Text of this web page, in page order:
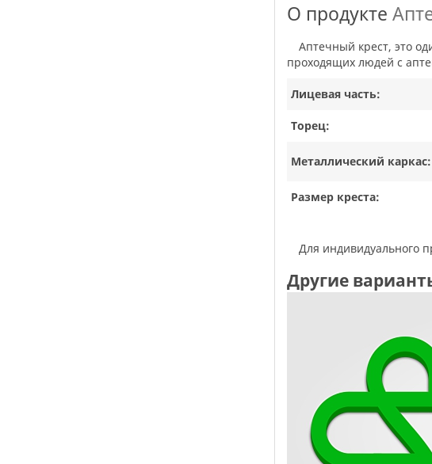
О продукте
Аптечный крест, это один из стандартных изделий что применяется в наружной рекламе и четко вызывает ассоциации у мимо
проходящих людей с
Лицевая часть:
Торец:
Металлический каркас:
Размер креста:
Для индивидуального
Другие